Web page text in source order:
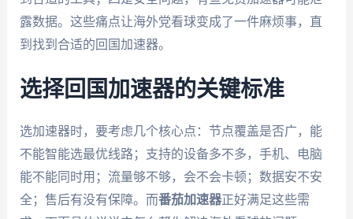
露数据。这些痛点让海外党看球变成了一件麻烦事，直
到找到合适的回国加速器。
选择回国加速器的关键标准
选加速器时，要考虑几个核心点：节点覆盖是否广，能
不能智能选最优线路；支持的设备多不多，手机、电脑
能不能同时用；流量够不够，会不会卡顿；数据安不安
全；售后有没有保障。而番茄加速器正好满足这些需